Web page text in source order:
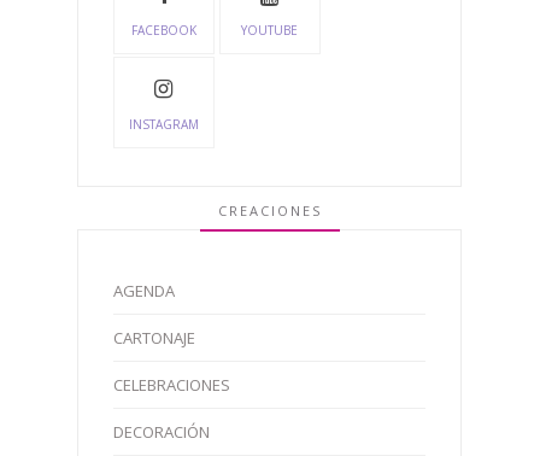
FACEBOOK YOUTUBE
INSTAGRAM
CREACIONES
AGENDA
CARTONAJE
CELEBRACIONES
DECORACIÓN